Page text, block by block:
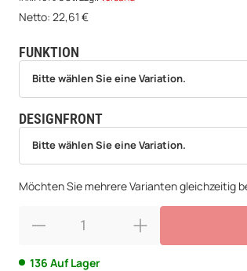
Netto: 22,61 €
FUNKTION
wählen
Bitte wählen Sie eine Variation.
DESIGNFRONT
wählen
Bitte wählen Sie eine Variation.
Möchten Sie mehrere Varianten gleichzeitig
136 Auf Lager